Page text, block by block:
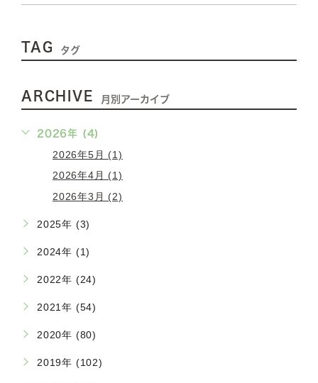
TAG タグ
ARCHIVE 月別アーカイブ
2026年 (4)
2026年5月 (1)
2026年4月 (1)
2026年3月 (2)
2025年 (3)
2024年 (1)
2022年 (24)
2021年 (54)
2020年 (80)
2019年 (102)